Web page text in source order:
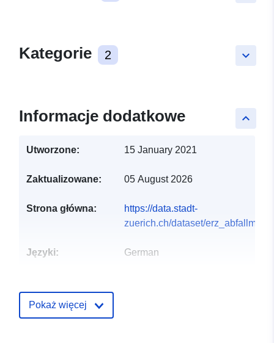
keyboard_arrow_down
Kategorie 2
keyboard_arrow_up
Informacje dodatkowe
Utworzone: 15 January 2021
Zaktualizowane: 05 August 2026
Strona główna:
https://data.stadt-
zuerich.ch/dataset/
Języki: German
Pokaż więcej